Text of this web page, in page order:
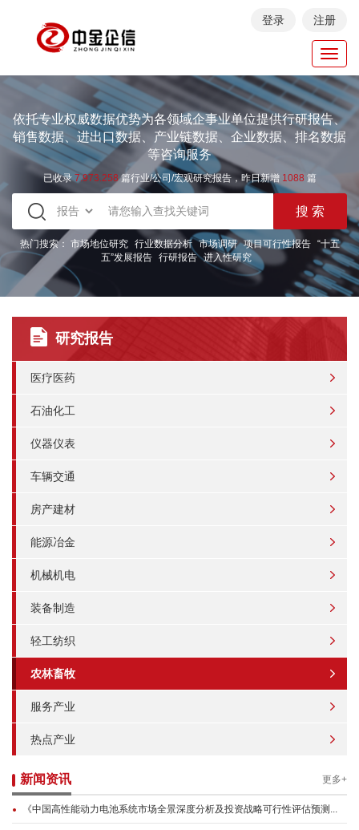
登录 注册
依托专业权威数据优势为各领域企事业单位提供行研报告、
销售数据、进出口数据、产业链数据、企业数据、排名数据
等咨询服务
已收录7.973.258篇行业/公司/宏观研究报告，昨日新增 1088 篇
热门搜索： 市场地位研究 行业数据分析 市场调研 项目可行性报告
“十五
五”发展报告 行研报告 进入性研究
研究报告
医疗医药
石油化工
仪器仪表
车辆交通
房产建材
能源冶金
机械机电
装备制造
轻工纺织
农林畜牧
服务产业
热点产业
新闻资讯 更多+
《中国高性能动力电池系统市场全景深度分析及投资战略可行性评估预测...